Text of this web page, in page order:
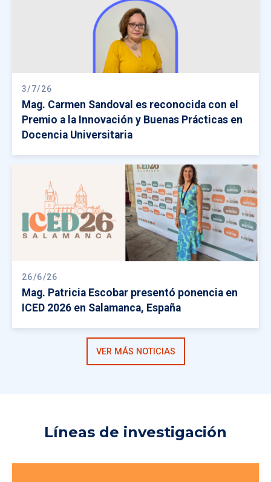
3/7/26
Mag. Carmen Sandoval es reconocida con el
Premio a la Innovación y Buenas Prácticas en
Docencia Universitaria
26/6/26
Mag. Patricia Escobar presentó ponencia en
ICED 2026 en Salamanca, España
VER MÁS NOTICIAS
Líneas de investigación